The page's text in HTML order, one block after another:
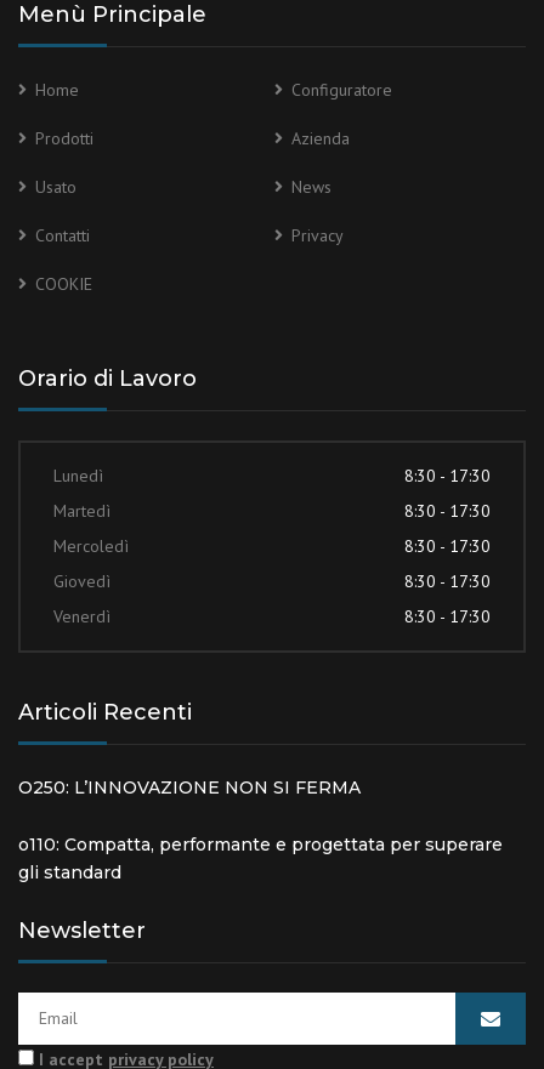
Menù Principale
Home Configuratore
Prodotti Azienda
Usato News
Contatti Privacy
COOKIE
Orario di Lavoro
Lunedì
8:30 - 17:30
Martedì
8:30 - 17:30
Mercoledì
8:30 - 17:30
Giovedì
8:30 - 17:30
Venerdì
8:30 - 17:30
Articoli Recenti
O250: L’INNOVAZIONE NON SI FERMA
o110: Compatta, performante e progettata per superare
gli standard
Newsletter
I accept privacy policy